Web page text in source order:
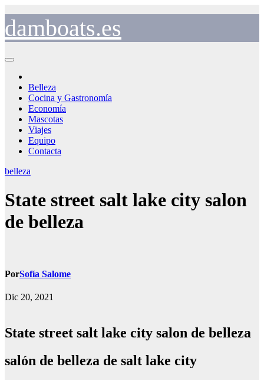
contenido
damboats.es
Belleza
Cocina y Gastronomía
Economía
Mascotas
Viajes
Equipo
Contacta
belleza
State street salt lake city salon
de belleza
PorSofía Salome
Dic 20, 2021
State street salt lake city salon de belleza
salón de belleza de salt lake city